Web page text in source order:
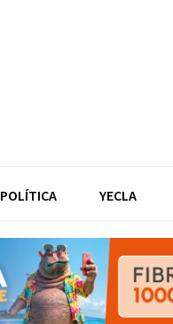
POLÍTICA YECLA